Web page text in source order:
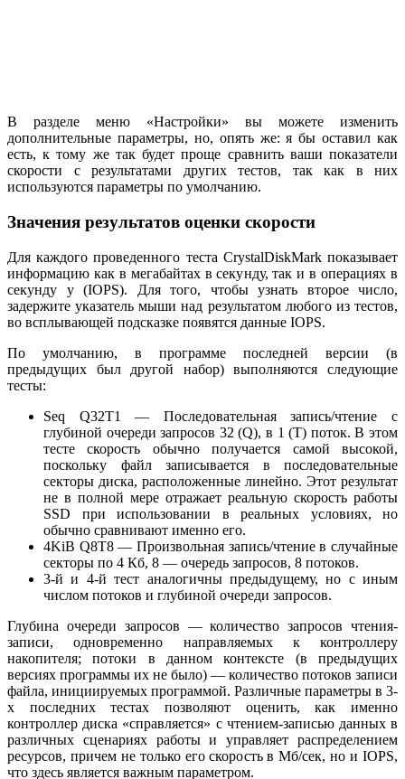
В разделе меню «Настройки» вы можете изменить
дополнительные параметры, но, опять же: я бы оставил как
есть, к тому же так будет проще сравнить ваши показатели
скорости с результатами других тестов, так как в них
используются параметры по умолчанию.
Значения результатов оценки скорости
Для каждого проведенного теста CrystalDiskMark показывает
информацию как в мегабайтах в секунду, так и в операциях в
секунду у (IOPS). Для того, чтобы узнать второе число,
задержите указатель мыши над результатом любого из тестов,
во всплывающей подсказке появятся данные IOPS.
По умолчанию, в программе последней версии (в
предыдущих был другой набор) выполняются следующие
тесты:
Seq Q32T1 — Последовательная запись/чтение с
глубиной очереди запросов 32 (Q), в 1 (T) поток. В этом
тесте скорость обычно получается самой высокой,
поскольку файл записывается в последовательные
секторы диска, расположенные линейно. Этот результат
не в полной мере отражает реальную скорость работы
SSD при использовании в реальных условиях, но
обычно сравнивают именно его.
4KiB Q8T8 — Произвольная запись/чтение в случайные
секторы по 4 Кб, 8 — очередь запросов, 8 потоков.
3-й и 4-й тест аналогичны предыдущему, но с иным
числом потоков и глубиной очереди запросов.
Глубина очереди запросов — количество запросов чтения-
записи, одновременно направляемых к контроллеру
накопителя; потоки в данном контексте (в предыдущих
версиях программы их не было) — количество потоков записи
файла, инициируемых программой. Различные параметры в 3-
х последних тестах позволяют оценить, как именно
контроллер диска «справляется» с чтением-записью данных в
различных сценариях работы и управляет распределением
ресурсов, причем не только его скорость в Мб/сек, но и IOPS,
что здесь является важным параметром.